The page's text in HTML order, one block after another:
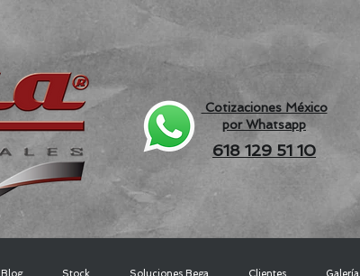
Cotizaciones México
por Whatsapp
618 129 51 10